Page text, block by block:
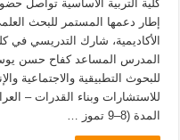
كلية التربية الأساسية تواصل
إطار دعمها المستمر للبحث
الأكاديمية، شارك التدريسي في
المدرس المساعد كفاح حسن
للبحوث التطبيقية والاجتماعية
للاستشارات وبناء القدرات –
المدة (8–9 تموز …